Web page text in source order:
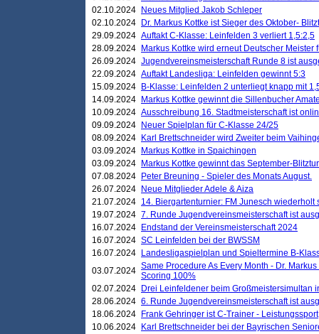
02.10.2024
Neues Mitglied Jakob Schleper
02.10.2024
Dr. Markus Kottke ist Sieger des Oktober-
29.09.2024 Auftakt C-Klasse: Leinfelden 3 verliert 1,5:2,5
28.09.2024
Markus Kottke wird erneut Deutscher Meister
26.09.2024 Jugendvereinsmeisterschaft Runde 8 ist
22.09.2024 Auftakt Landesliga: Leinfelden gewinnt 5:3
15.09.2024
B-Klasse: Leinfelden 2 unterliegt knapp mit
14.09.2024
Markus Kottke gewinnt die Sillenbucher
10.09.2024 Ausschreibung 16. Stadtmeisterschaft ist
09.09.2024
Neuer Spielplan für C-Klasse 24/25
08.09.2024
Karl Brettschneider wird Zweiter beim
03.09.2024
Markus Kottke in Spaichingen
03.09.2024
Markus Kottke gewinnt das September-
07.08.2024
Peter Breuning - Spieler des Monats August.
26.07.2024
Neue Mitglieder Adele & Aiza
21.07.2024 14. Biergartenturnier: FM Junesch wiederholt
19.07.2024 7. Runde Jugendvereinsmeisterschaft ist
16.07.2024
Endstand der Vereinsmeisterschaft 2024
16.07.2024 SC Leinfelden bei der BWSSM
16.07.2024
Landesligaspielplan und Spieltermine B-
03.07.2024 Same Procedure As Every Month - Dr.
Scoring 100%
02.07.2024
Drei Leinfeldener beim Großmeistersimultan
28.06.2024 6. Runde Jugendvereinsmeisterschaft ist
18.06.2024
Frank Gehringer ist C-Trainer - Leistungssport
10.06.2024
Karl Brettschneider bei der Bayrischen